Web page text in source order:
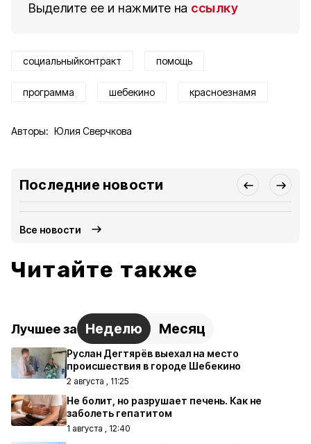
Выделите ее и нажмите на ссылку
социальныйконтракт помощь
программа шебекино красноезнамя
Авторы: Юлия Сверчкова
Последние новости
Все новости
Читайте также
Лучшее за Неделю Месяц
Руслан Дегтярёв выехал на место
происшествия в городе Шебекино
2 августа , 11:25
Не болит, но разрушает печень. Как не
заболеть гепатитом
1 августа , 12:40